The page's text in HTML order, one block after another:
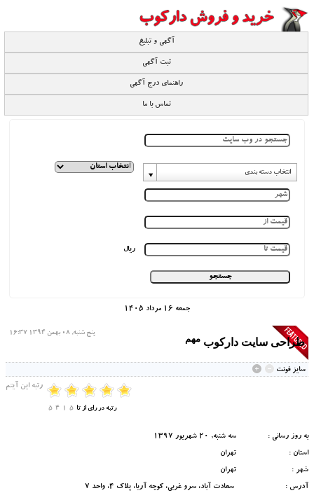
آگهی و تبلیغ
ثبت آگهی
راهنمای درج آگهی
تماس با ما
انتخاب دسته بندی
ریال
جمعه 16 مرداد 1405
پنج شنبه, 08 بهمن 1394 16:37
طراحی سایت دارکوب مهم
سايز فونت
رتبه این آیتم
رتبه 5 در 4 رای از 1 تا 5
به روز رسانی :
سه شنبه, 20 شهریور 1397
استان :
تهران
شهر :
تهران
آدرس :
سعادت آباد، سرو غربی، کوچه آریا، پلاک 4، واحد 7